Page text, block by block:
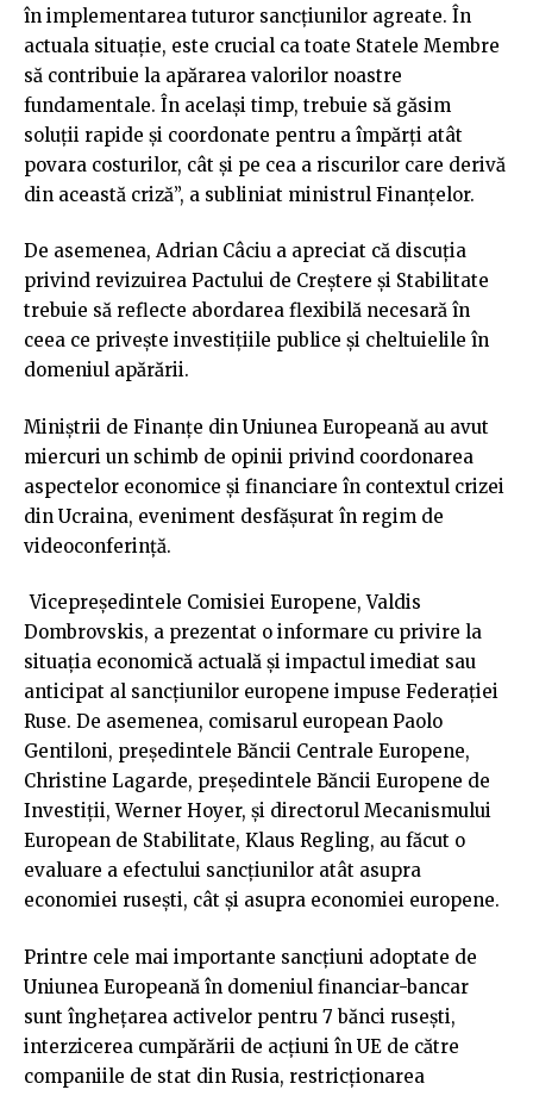
în implementarea tuturor sancţiunilor agreate. În
actuala situaţie, este crucial ca toate Statele Membre
să contribuie la apărarea valorilor noastre
fundamentale. În acelaşi timp, trebuie să găsim
soluţii rapide şi coordonate pentru a împărţi atât
povara costurilor, cât şi pe cea a riscurilor care derivă
din această criză”, a subliniat ministrul Finanţelor.
De asemenea, Adrian Câciu a apreciat că discuţia
privind revizuirea Pactului de Creştere şi Stabilitate
trebuie să reflecte abordarea flexibilă necesară în
ceea ce priveşte investiţiile publice şi cheltuielile în
domeniul apărării.
Miniştrii de Finanţe din Uniunea Europeană au avut
miercuri un schimb de opinii privind coordonarea
aspectelor economice şi financiare în contextul crizei
din Ucraina, eveniment desfăşurat în regim de
videoconferinţă.
Vicepreşedintele Comisiei Europene, Valdis
Dombrovskis, a prezentat o informare cu privire la
situaţia economică actuală şi impactul imediat sau
anticipat al sancţiunilor europene impuse Federaţiei
Ruse. De asemenea, comisarul european Paolo
Gentiloni, preşedintele Băncii Centrale Europene,
Christine Lagarde, preşedintele Băncii Europene de
Investiţii, Werner Hoyer, şi directorul Mecanismului
European de Stabilitate, Klaus Regling, au făcut o
evaluare a efectului sancţiunilor atât asupra
economiei ruseşti, cât şi asupra economiei europene.
Printre cele mai importante sancţiuni adoptate de
Uniunea Europeană în domeniul financiar-bancar
sunt îngheţarea activelor pentru 7 bănci ruseşti,
interzicerea cumpărării de acţiuni în UE de către
companiile de stat din Rusia, restricţionarea